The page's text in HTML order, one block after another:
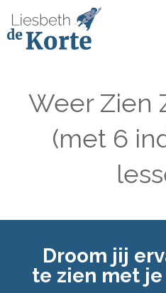
Ga
naar
Weer Zien
(met 6
Droom jij
te zien met